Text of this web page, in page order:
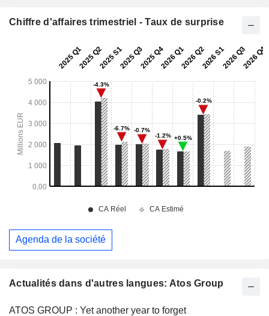
Actualités dans d'autres langues: Atos Group
ATOS GROUP : Yet another year to forget
Chiffre d'affaires trimestriel - Taux de surprise
Agenda de la société